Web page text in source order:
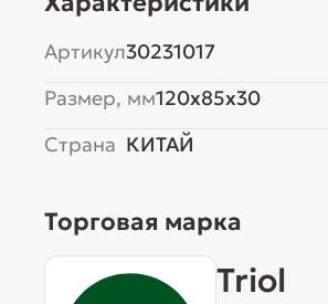
Артикул30231017
Размер, мм120x85x30
Страна КИТАЙ
Торговая марка
Triol